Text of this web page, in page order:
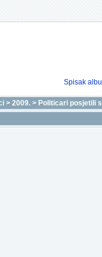
Spisak
> 2009. > Politicari posjetili